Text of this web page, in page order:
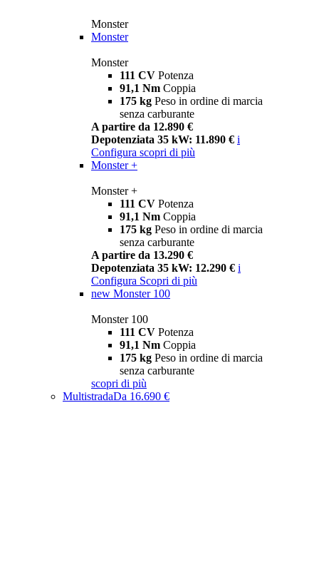
Monster
Monster
Monster
111 CV Potenza
91,1 Nm Coppia
175 kg Peso in ordine di marcia
senza carburante
A partire da 12.890 €
Depotenziata 35 kW: 11.890 € i
Configura scopri di più
Monster +
Monster +
111 CV Potenza
91,1 Nm Coppia
175 kg Peso in ordine di marcia
senza carburante
A partire da 13.290 €
Depotenziata 35 kW: 12.290 € i
Configura Scopri di più
new Monster 100
Monster 100
111 CV Potenza
91,1 Nm Coppia
175 kg Peso in ordine di marcia
senza carburante
scopri di più
MultistradaDa 16.690 €